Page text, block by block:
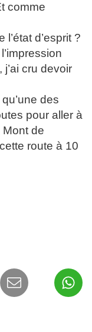
comme
d’esprit ?
j’ai cru devoir
des
pour aller à
de
route à 10